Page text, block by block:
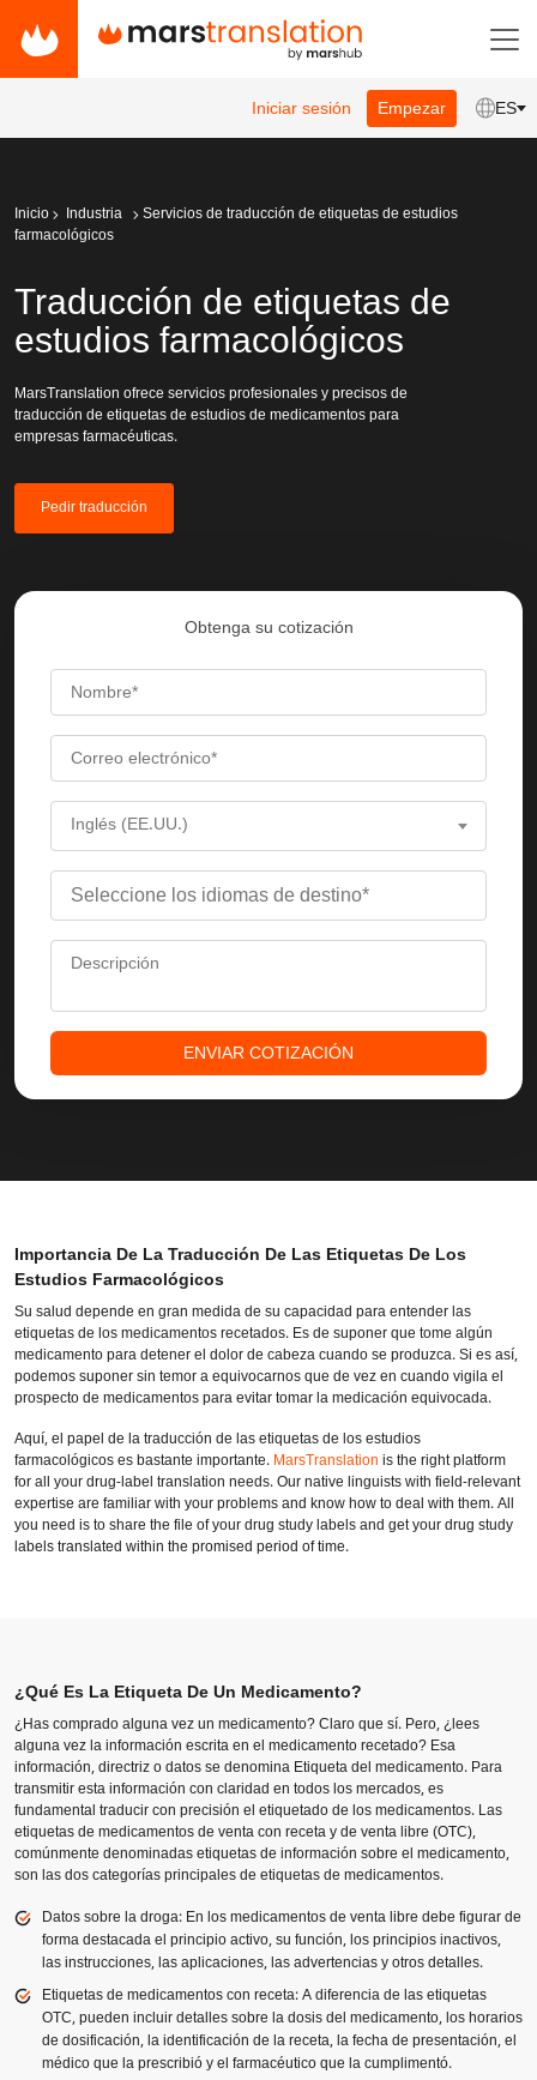
Iniciar sesión Empezar ES
Inicio Industria Servicios de traducción de etiquetas de estudios
farmacológicos
Traducción de etiquetas de
estudios farmacológicos
MarsTranslation ofrece servicios profesionales y precisos de
traducción de etiquetas de estudios de medicamentos para
empresas farmacéuticas.
Pedir traducción
Obtenga su cotización
Inglés (EE.UU.)
ENVIAR COTIZACIÓN
Importancia De La Traducción De Las Etiquetas De Los
Estudios Farmacológicos
Su salud depende en gran medida de su capacidad para entender las
etiquetas de los medicamentos recetados. Es de suponer que tome algún
medicamento para detener el dolor de cabeza cuando se produzca. Si es así,
podemos suponer sin temor a equivocarnos que de vez en cuando vigila el
prospecto de medicamentos para evitar tomar la medicación equivocada.
Aquí, el papel de la traducción de las etiquetas de los estudios
farmacológicos es bastante importante.MarsTranslationis the right platform
for all your drug-label translation needs. Our native linguists with field-relevant
expertise are familiar with your problems and know how to deal with them. All
you need is to share the file of your drug study labels and get your drug study
labels translated within the promised period of time.
¿Qué Es La Etiqueta De Un Medicamento?
¿Has comprado alguna vez un medicamento? Claro que sí. Pero, ¿lees
alguna vez la información escrita en el medicamento recetado? Esa
información, directriz o datos se denomina Etiqueta del medicamento. Para
transmitir esta información con claridad en todos los mercados, es
fundamental traducir con precisión el etiquetado de los medicamentos. Las
etiquetas de medicamentos de venta con receta y de venta libre (OTC),
comúnmente denominadas etiquetas de información sobre el medicamento,
son las dos categorías principales de etiquetas de medicamentos.
Datos sobre la droga: En los medicamentos de venta libre debe figurar de
forma destacada el principio activo, su función, los principios inactivos,
las instrucciones, las aplicaciones, las advertencias y otros detalles.
Etiquetas de medicamentos con receta: A diferencia de las etiquetas
OTC, pueden incluir detalles sobre la dosis del medicamento, los horarios
de dosificación, la identificación de la receta, la fecha de presentación, el
médico que la prescribió y el farmacéutico que la cumplimentó.